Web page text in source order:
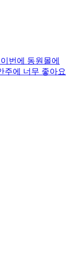
번에 동원몰에
주에 너무 좋아요